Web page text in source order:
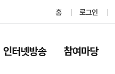
홈 로그인
인터넷방송 참여마당